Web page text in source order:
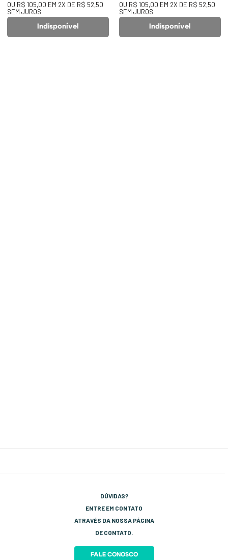
OU R$ 105,00 EM 2X DE R$ 52,50
SEM JUROS
Indisponível
OU R$ 105,00 EM 2X DE R$ 52,50
SEM JUROS
Indisponível
DÚVIDAS?
ENTRE EM CONTATO
ATRAVÉS DA NOSSA PÁGINA
DE CONTATO.
FALE CONOSCO